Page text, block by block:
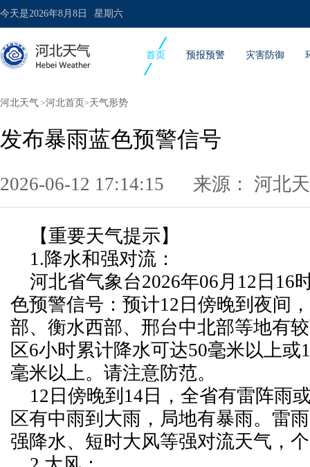
今天是2026年8月8日 星期六
首页 预报预警 灾害防御
河北天气 >河北首页 >天气形势
发布暴雨蓝色预警信号
2026-06-12 17:14:15 来源： 河北
【重要天气提示】
1.降水和强对流：
河北省气象台2026年06月12日16
色预警信号：预计12日傍晚到夜间
部、衡水西部、邢台中北部等地有
区6小时累计降水可达50毫米以上或
毫米以上。请注意防范。
12日傍晚到14日，全省有雷阵雨
区有中雨到大雨，局地有暴雨。雷
强降水、短时大风等强对流天气，